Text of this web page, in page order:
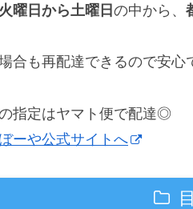
火曜日から土曜日の中から、
合も再配達できるので安心
指定はヤマト便で配達◎
ーや公式サイトへ